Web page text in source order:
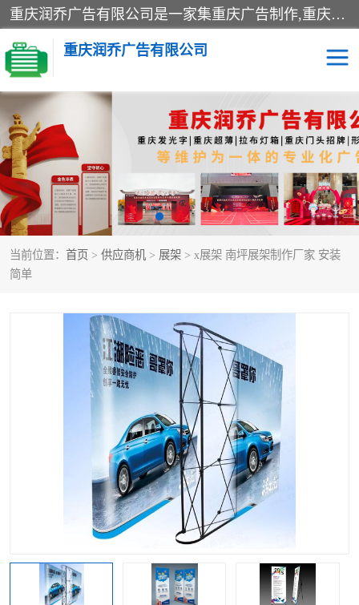
重庆润乔广告有限公司是一家集重庆广告制作,重庆标识标牌,亚克力发光字,led发光字,树脂发光字,超薄灯箱,拉布灯箱,吸塑灯箱,门头招牌,企业形象墙,写真喷绘,x展架,拉网展架,广告展架,条幅,锦旗设计,制作,施工,维护为一体的专业化广告公司.
重庆润乔广告有限公司
当前位置： 首页 > 供应商机 > 展架 > x展架 南坪展架制作厂家 安装
简单
招牌类 发光字类
灯箱类 形象墙类
标识标牌类 写真喷绘类
展架 条幅